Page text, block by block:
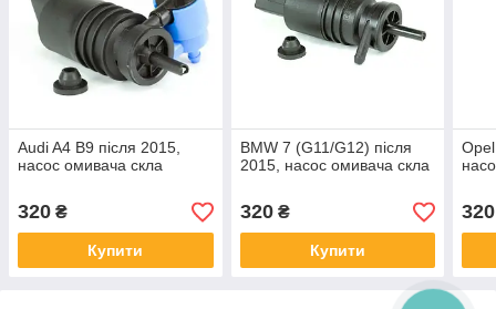
Audi A4 B9 після 2015,
насос омивача скла
320 ₴
Купити
BMW 7 (G11/G12) після
2015, насос омивача скла
320₴
Купити
320